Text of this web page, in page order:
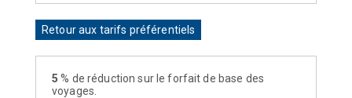
Retour aux tarifs préférentiels
5 % de réduction sur le forfait de base des
voyages.